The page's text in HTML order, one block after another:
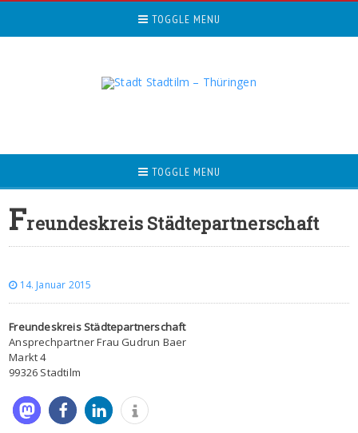
TOGGLE MENU
TOGGLE MENU
Freundeskreis Städtepartnerschaft
14. Januar 2015
Freundeskreis Städtepartnerschaft
Ansprechpartner Frau Gudrun Baer
Markt 4
99326 Stadtilm